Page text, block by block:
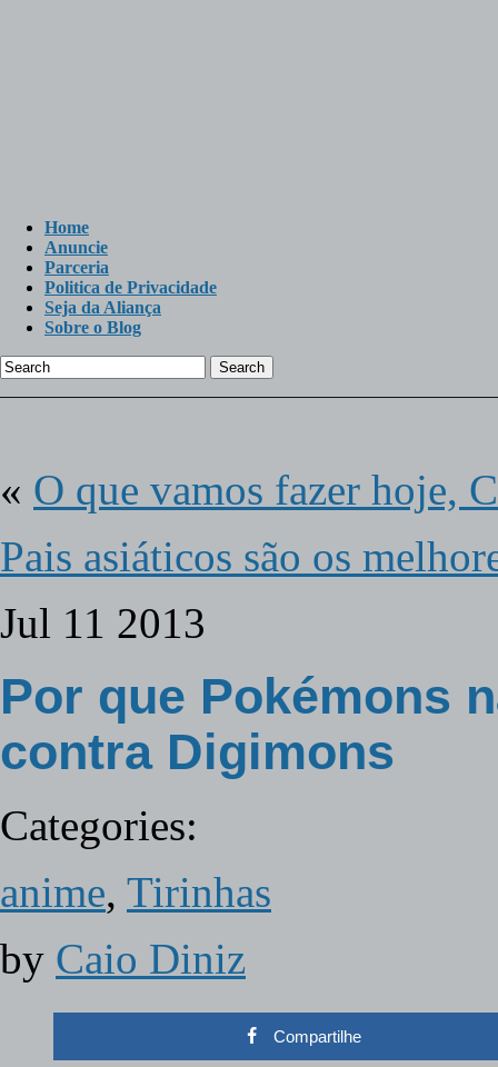
Home
Anuncie
Parceria
Politica de Privacidade
Seja da Aliança
Sobre o Blog
Search
« O que vamos fazer hoje,
Pais asiáticos são os
Jul 11 2013
Por que Pokémons
contra Digimons
Categories:
anime, Tirinhas
by Caio Diniz
Compartilhe